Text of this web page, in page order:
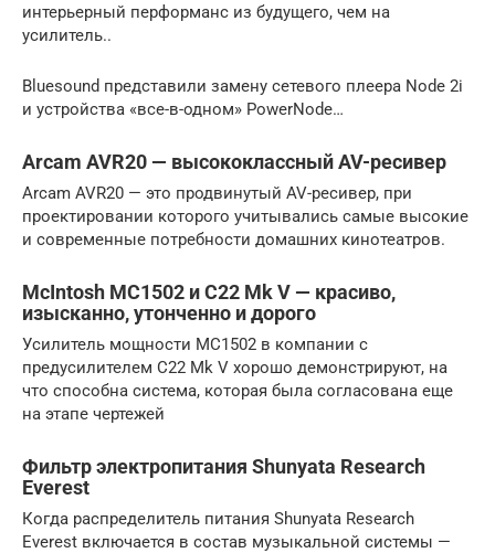
интерьерный перформанс из будущего, чем на
усилитель..
Bluesound представили замену сетевого плеера Node 2i
и устройства «все-в-одном» PowerNode…
Arcam AVR20 — высококлассный AV-ресивер
Arcam AVR20 — это продвинутый AV-ресивер, при
проектировании которого учитывались самые высокие
и современные потребности домашних кинотеатров.
McIntosh MC1502 и C22 Mk V — красиво,
изысканно, утонченно и дорого
Усилитель мощности MC1502 в компании с
предусилителем C22 Mk V хорошо демонстрируют, на
что способна система, которая была согласована еще
на этапе чертежей
Фильтр электропитания Shunyata Research
Everest
Когда распределитель питания Shunyata Research
Everest включается в состав музыкальной системы —